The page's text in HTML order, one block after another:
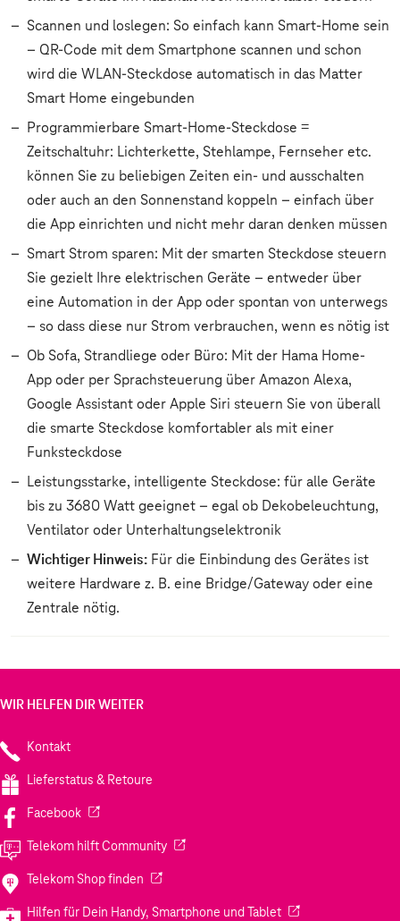
Scannen und loslegen: So einfach kann Smart-Home sein
– QR-Code mit dem Smartphone scannen und schon
wird die WLAN-Steckdose automatisch in das Matter
Smart Home eingebunden
Programmierbare Smart-Home-Steckdose =
Zeitschaltuhr: Lichterkette, Stehlampe, Fernseher etc.
können Sie zu beliebigen Zeiten ein- und ausschalten
oder auch an den Sonnenstand koppeln – einfach über
die App einrichten und nicht mehr daran denken müssen
Smart Strom sparen: Mit der smarten Steckdose steuern
Sie gezielt Ihre elektrischen Geräte – entweder über
eine Automation in der App oder spontan von unterwegs
– so dass diese nur Strom verbrauchen, wenn es nötig ist
Ob Sofa, Strandliege oder Büro: Mit der Hama Home-
App oder per Sprachsteuerung über Amazon Alexa,
Google Assistant oder Apple Siri steuern Sie von überall
die smarte Steckdose komfortabler als mit einer
Funksteckdose
Leistungsstarke, intelligente Steckdose: für alle Geräte
bis zu 3680 Watt geeignet – egal ob Dekobeleuchtung,
Ventilator oder Unterhaltungselektronik
Wichtiger Hinweis: Für die Einbindung des Gerätes ist
weitere Hardware z. B. eine Bridge/Gateway oder eine
Zentrale nötig.
WIR HELFEN DIR WEITER
Kontakt
Lieferstatus & Retoure
Facebook(Wird in einem neuen Tab geöffnet)
Telekom hilft Community(Wird in einem neuen Tab geöffnet)
Telekom Shop finden (Wird in einem neuen Tab geöffnet)
Hilfen für Dein Handy, Smartphone und Tablet(Wird in einem